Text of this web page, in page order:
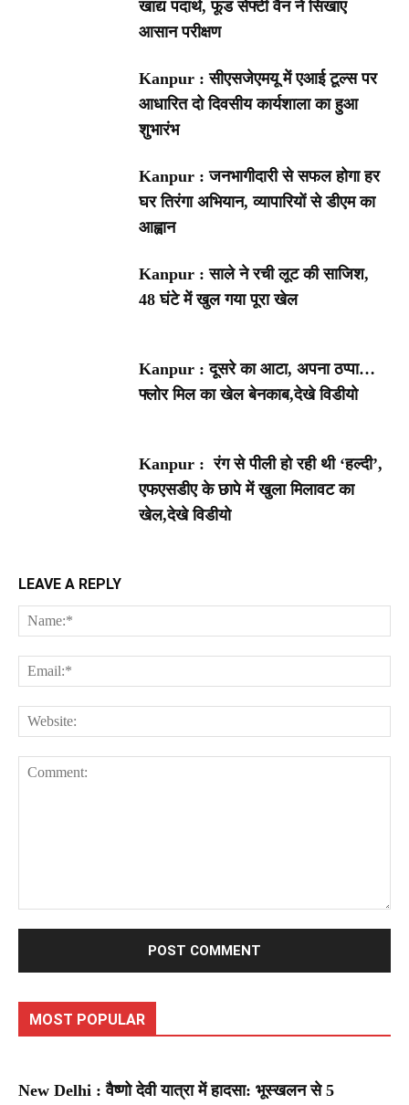
खाद्य पदार्थ, फूड सेफ्टी वैन ने सिखाए
आसान परीक्षण
Kanpur : सीएसजेएमयू में एआई टूल्स पर
आधारित दो दिवसीय कार्यशाला का हुआ
शुभारंभ
Kanpur : जनभागीदारी से सफल होगा हर
घर तिरंगा अभियान, व्यापारियों से डीएम का
आह्वान
Kanpur : साले ने रची लूट की साजिश,
48 घंटे में खुल गया पूरा खेल
Kanpur : दूसरे का आटा, अपना ठप्पा…
फ्लोर मिल का खेल बेनकाब,देखे विडीयो
Kanpur : रंग से पीली हो रही थी ‘हल्दी’,
एफएसडीए के छापे में खुला मिलावट का
खेल,देखे विडीयो
LEAVE A REPLY
MOST POPULAR
New Delhi : वैष्णो देवी यात्रा में हादसा: भूस्खलन से 5